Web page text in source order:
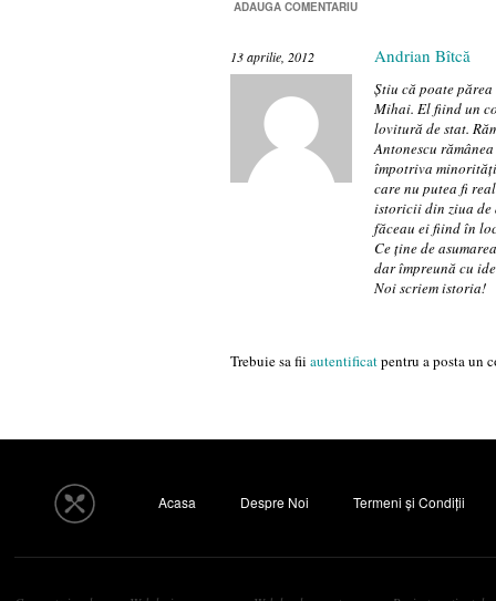
ADAUGA COMENTARIU
13 aprilie, 2012 Andrian Bîtcă
Știu că poate
Mihai. El fiind un
lovitură de stat.
Antonescu
împotriva
care nu putea fi
istoricii din ziua
făceau ei fiind în
Ce ține de
dar împreună cu
Noi scriem istoria!
Trebuie sa fii autentificatpentru a posta un
Acasa Despre Noi Termeni și Condiții